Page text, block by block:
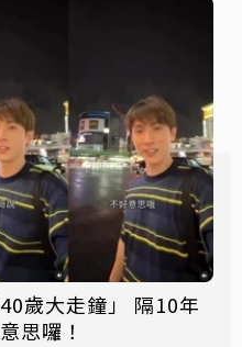
歲大走鐘」 隔10年
思囉！